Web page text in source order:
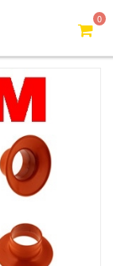
0
Đầu cáp co nhiệt 1